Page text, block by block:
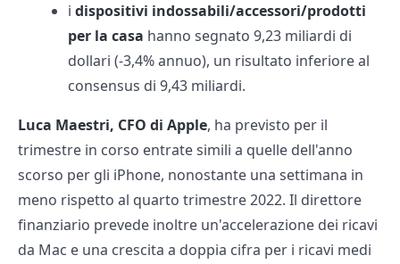
i dispositivi indossabili/accessori/prodotti
per la casa hanno segnato 9,23 miliardi di
dollari (-3,4% annuo), un risultato inferiore al
consensus di 9,43 miliardi.
Luca Maestri, CFO di Apple, ha previsto per il
trimestre in corso entrate simili a quelle dell'anno
scorso per gli iPhone, nonostante una settimana in
meno rispetto al quarto trimestre 2022. Il direttore
finanziario prevede inoltre un'accelerazione dei ricavi
da Mac e una crescita a doppia cifra per i ricavi medi